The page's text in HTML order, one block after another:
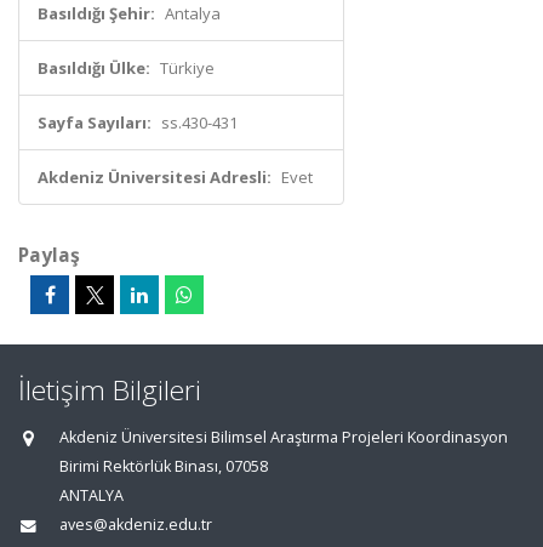
Basıldığı Şehir: Antalya
Basıldığı Ülke: Türkiye
Sayfa Sayıları: ss.430-431
Akdeniz Üniversitesi Adresli: Evet
Paylaş
İletişim Bilgileri
Akdeniz Üniversitesi Bilimsel Araştırma Projeleri Koordinasyon
Birimi Rektörlük Binası, 07058
ANTALYA
aves@akdeniz.edu.tr